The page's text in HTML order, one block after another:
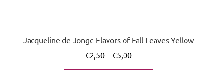
Jacqueline de Jonge Flavors of Fall Leaves Yellow
€2,50 – €5,00